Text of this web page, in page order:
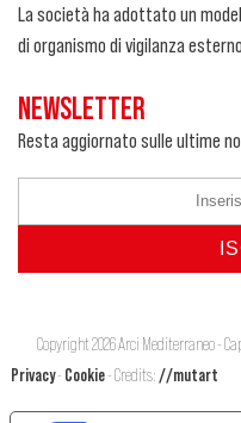
La società ha adottato un
di organismo di vigilanza
NEWSLETTER
Resta aggiornato sulle ultime
Copyright 2026 Arci Mediterraneo -
Privacy- Cookie- Credits: //mutart